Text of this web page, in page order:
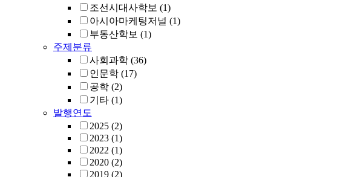
조선시대사학보 (1)
아시아마케팅저널 (1)
부동산학보 (1)
주제분류
사회과학 (36)
인문학 (17)
공학 (2)
기타 (1)
발행연도
2025 (2)
2023 (1)
2022 (1)
2020 (2)
2019 (2)